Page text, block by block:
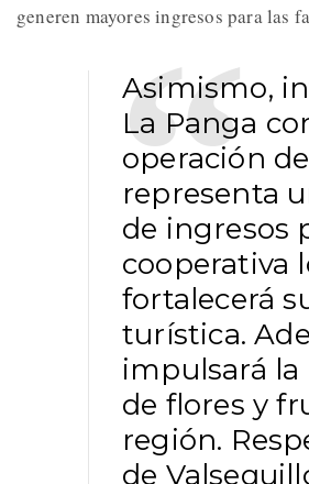
generen mayores ingresos para las
Asimismo,
La Panga
operación
representa
de ingresos
cooperativa
fortalecerá
turística.
impulsará
de flores y
región.
de